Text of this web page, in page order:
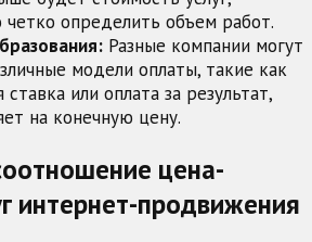
четко определить объем работ.
Разные компании могут
модели оплаты, такие как
или оплата за результат,
на конечную цену.
цена-
интернет-продвижения